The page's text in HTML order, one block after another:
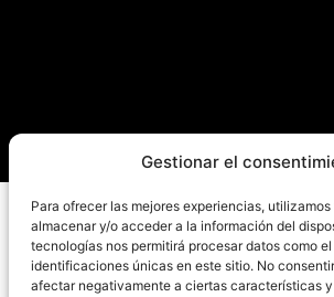
Gestionar el
Para ofrecer las mejores experiencias,
almacenar y/o acceder a la información del
tecnologías nos permitirá procesar datos como
identificaciones únicas en este sitio. No
afectar negativamente a ciertas características